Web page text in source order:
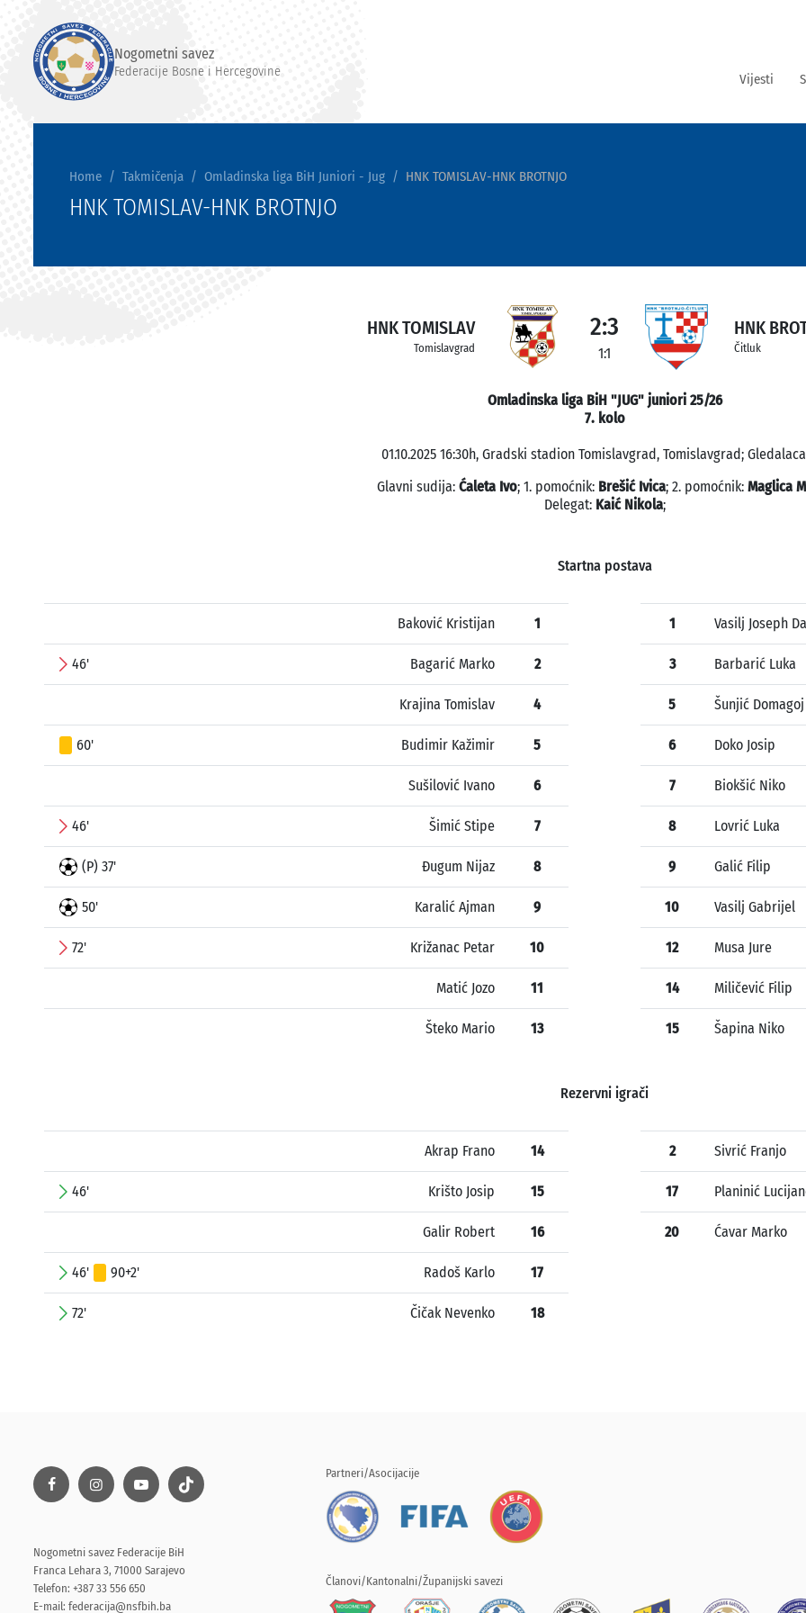
Nogometni savez
Federacije Bosne i Hercegovine Vijesti
Home Takmičenja Omladinska liga BiH Juniori - Jug HNK TOMISLAV-HNK BROTNJO
HNK TOMISLAV-HNK BROTNJO
HNK TOMISLAV
Tomislavgrad
2:3
1:1
HNK
Čitluk
Omladinska liga BiH "JUG" juniori 25/26
7. kolo
01.10.2025 16:30h, Gradski stadion Tomislavgrad, Tomislavgrad;
Glavni sudija: Ćaleta Ivo; 1. pomoćnik: Brešić Ivica; 2. pomoćnik: Maglica
Delegat: Kaić Nikola;
Startna postava
Baković Kristijan 1
46' Bagarić Marko 2
Krajina Tomislav 4
60' Budimir Kažimir 5
Sušilović Ivano 6
46' Šimić Stipe 7
(P) 37' Đugum Nijaz 8
50' Karalić Ajman 9
72' Križanac Petar 10
Matić Jozo 11
Šteko Mario 13
1 Vasilj Joseph
3 Barbarić Luka
5 Šunjić Domagoj
6 Doko Josip
7 Biokšić Niko
8 Lovrić Luka
9 Galić Filip
10 Vasilj Gabrijel
12 Musa Jure
14 Miličević Filip
15 Šapina Niko
Rezervni igrači
Akrap Frano 14
46' Krišto Josip 15
Galir Robert 16
46' 90+2' Radoš Karlo 17
72' Čičak Nevenko 18
2 Sivrić Franjo
17 Planinić
20 Ćavar Marko
Nogometni savez Federacije BiH
Franca Lehara 3, 71000 Sarajevo
Telefon: +387 33 556 650
E-mail: federacija@nsfbih.ba
Partneri/Asocijacije
Članovi/Kantonalni/Županijski savezi